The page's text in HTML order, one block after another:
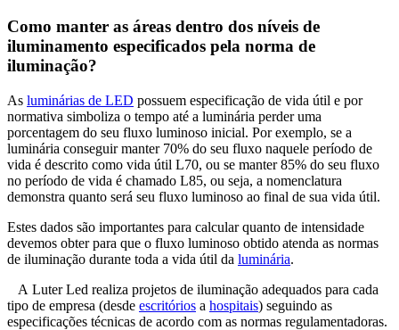
Como manter as áreas dentro dos níveis de
iluminamento especificados pela norma de
iluminação?
As luminárias de LED possuem especificação de vida útil e por
normativa simboliza o tempo até a luminária perder uma
porcentagem do seu fluxo luminoso inicial. Por exemplo, se a
luminária conseguir manter 70% do seu fluxo naquele período de
vida é descrito como vida útil L70, ou se manter 85% do seu fluxo
no período de vida é chamado L85, ou seja, a nomenclatura
demonstra quanto será seu fluxo luminoso ao final de sua vida útil.
Estes dados são importantes para calcular quanto de intensidade
devemos obter para que o fluxo luminoso obtido atenda as normas
de iluminação durante toda a vida útil da luminária.
A Luter Led realiza projetos de iluminação adequados para cada
tipo de empresa (desde escritórios a hospitais) seguindo as
especificações técnicas de acordo com as normas regulamentadoras.